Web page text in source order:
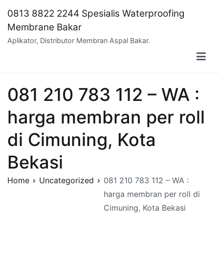
content
0813 8822 2244 Spesialis Waterproofing
Membrane Bakar
Aplikator, Distributor Membran Aspal Bakar.
081 210 783 112 – WA :
harga membran per roll
di Cimuning, Kota
Bekasi
Home Uncategorized
081 210 783 112 – WA :
harga membran per roll di
Cimuning, Kota Bekasi